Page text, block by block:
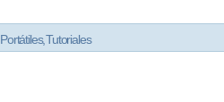
Portátiles,Tutoriales